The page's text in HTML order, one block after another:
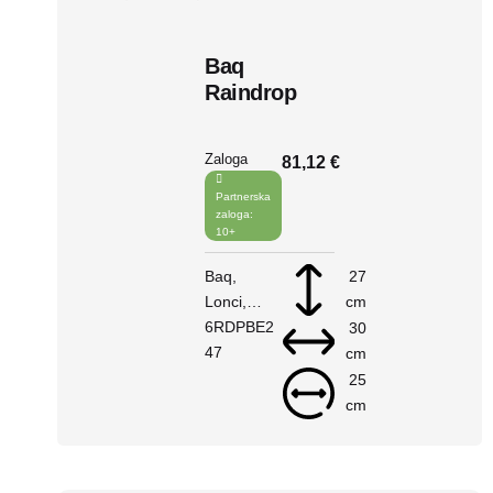
Baq
Raindrop
Zaloga
Partnerska
zaloga:
10+
81,12 €
Baq
Lonci
Raindrop
6RDPBE2
47
27
cm
30
cm
25
cm
V košarico